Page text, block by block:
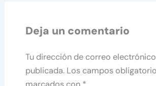
Deja un comentario
Tu dirección de correo
publicada. Los campos